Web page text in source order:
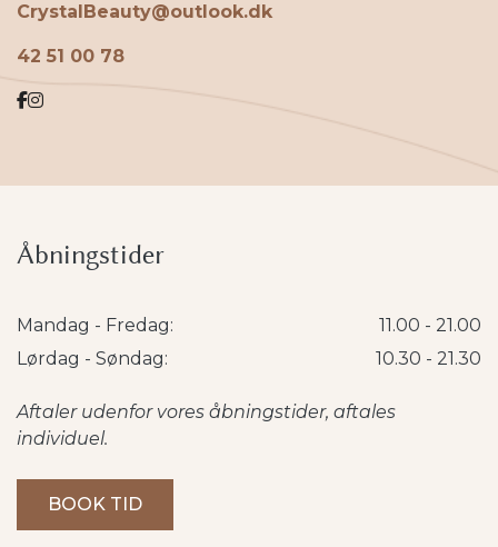
CrystalBeauty@outlook.dk
42 51 00 78
Åbningstider
Mandag - Fredag:
11.00 - 21.00
Lørdag - Søndag:
10.30 - 21.30
Aftaler udenfor vores åbningstider, aftales
individuel.
BOOK TID